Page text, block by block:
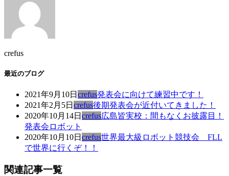
crefus
最近のブログ
2021年9月10日 crefus発表会に向けて練習中です！
2021年2月5日 crefus後期発表会が近付いてきました！
2020年10月14日 crefus広島皆実校：間もなくお披露目！
発表会ロボット
2020年10月10日 crefus世界最大級ロボット競技会 FLL
で世界に行くぞ！！
関連記事一覧